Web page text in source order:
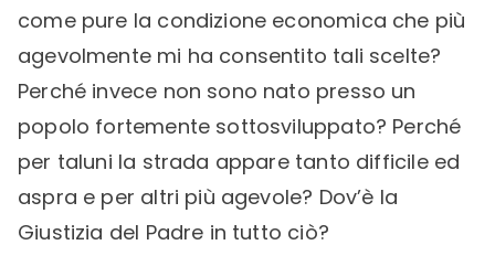
come pure la condizione economica che più
agevolmente mi ha consentito tali scelte?
Perché invece non sono nato presso un
popolo fortemente sottosviluppato? Perché
per taluni la strada appare tanto difficile ed
aspra e per altri più agevole? Dov’è la
Giustizia del Padre in tutto ciò?